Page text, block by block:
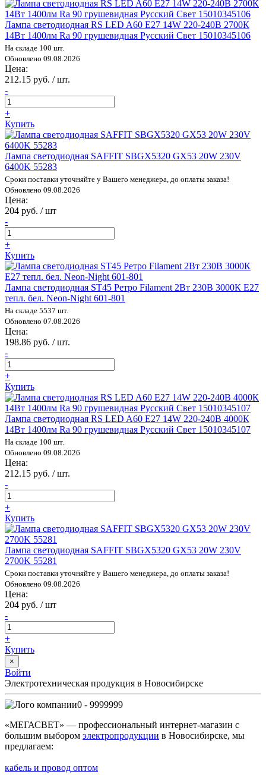
Лампа светодиодная RS LED A60 E27 14W 220-240В 2700К
14Вт 1400лм Ra 90 грушевидная Русский Свет 15010345106
На складе 100 шт.
Обновлено 09.08.2026
Цена:
212.15 руб. / шт.
-
+
Купить
Лампа светодиодная SAFFIT SBGX5320 GX53 20W 230V
6400K 55283
Сроки поставки уточняйте у Вашего менеджера, до оплаты заказа!
Обновлено 09.08.2026
Цена:
204 руб. / шт
-
+
Купить
Лампа светодиодная ST45 Ретро Filament 2Вт 230В 3000К E27
тепл. бел. Neon-Night 601-801
На складе 5537 шт.
Обновлено 07.08.2026
Цена:
198.86 руб. / шт.
-
+
Купить
Лампа светодиодная RS LED A60 E27 14W 220-240В 4000К
14Вт 1400лм Ra 90 грушевидная Русский Свет 15010345107
На складе 100 шт.
Обновлено 09.08.2026
Цена:
212.15 руб. / шт.
-
+
Купить
Лампа светодиодная SAFFIT SBGX5320 GX53 20W 230V
2700K 55281
Сроки поставки уточняйте у Вашего менеджера, до оплаты заказа!
Обновлено 09.08.2026
Цена:
204 руб. / шт
-
+
Купить
×
Войти
Электротехническая продукция в Новосибирске
0 - 9999999
«МЕГАСВЕТ» — профессиональный интернет-магазин с
большим выбором электропродукции в Новосибирске, мы
предлагаем:
кабель и провод оптом